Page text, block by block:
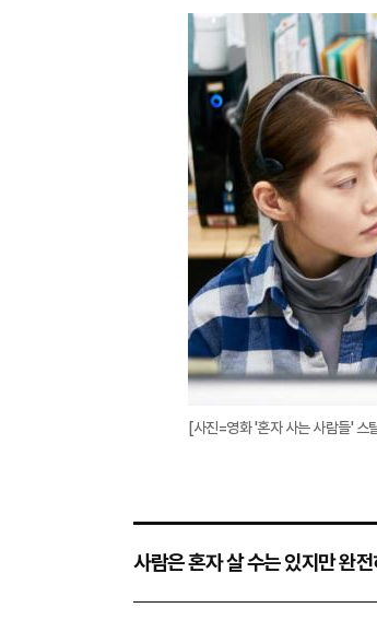
[사진=영화 '혼자 사는 사람들' 스
사람은 혼자 살 수는 있지만 완